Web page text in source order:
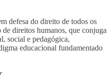
defesa do direito de todos os
direitos humanos, que conjuga
social e pedagógica,
educacional fundamentado